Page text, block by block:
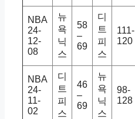
NBA
24-
12-
08
뉴
욕
닉
스
58
–
69
디
트
피
스
111-
120
NBA
24-
11-
02
디
트
피
스
46
–
69
뉴
욕
닉
스
98-
128